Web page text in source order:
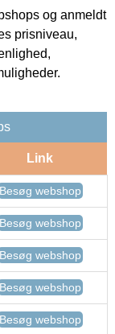
og anmeldt
prisniveau,
Link
Besøg webshop
Besøg webshop
Besøg webshop
Besøg webshop
Besøg webshop